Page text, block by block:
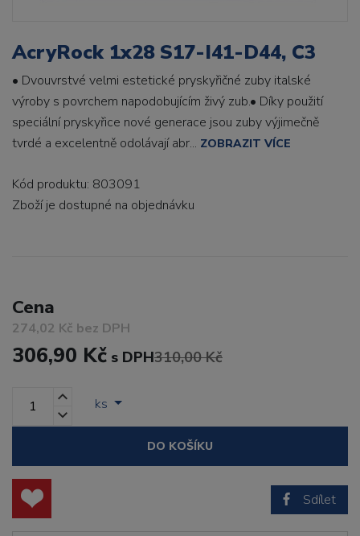
AcryRock 1x28 S17-I41-D44, C3
• Dvouvrstvé velmi estetické pryskyřičné zuby italské
výroby s povrchem napodobujícím živý zub.• Díky použití
speciální pryskyřice nové generace jsou zuby výjimečně
tvrdé a excelentně odolávají abr... ZOBRAZIT VÍCE
Kód produktu: 803091
Zboží je dostupné na objednávku
Cena
274,02 Kč bez DPH
306,90 Kč s DPH310,00 Kč
ks
DO KOŠÍKU
Sdílet